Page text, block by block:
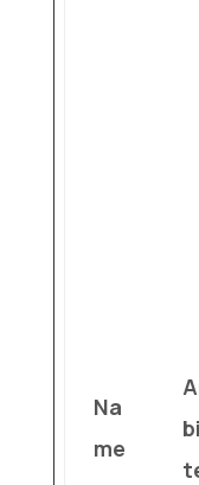
Na
me